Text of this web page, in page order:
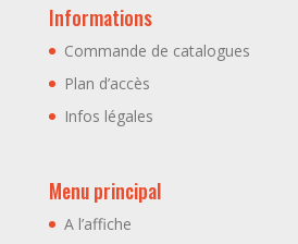
Informations
Commande de catalogues
Plan d’accès
Infos légales
Menu principal
A l’affiche